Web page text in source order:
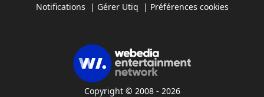
Notifications | Gérer Utiq | Préférences cookies
Copyright © 2008 - 2026